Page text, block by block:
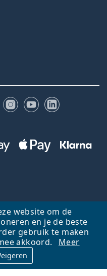
website om de
en je de beste
gebruik te maken
akkoord.
Meer
Instagram
YouTubeLinkedIn
Ga omhoog
beheerd door Lentiamo s.r.o.,
jaar voor jou.